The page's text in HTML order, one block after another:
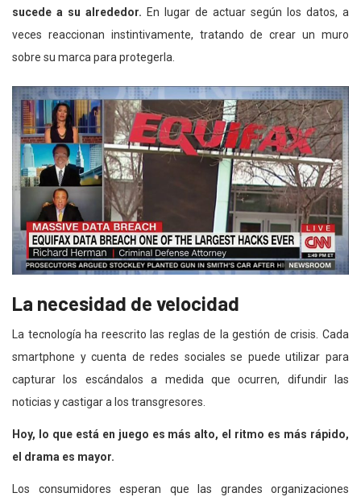
sucede a su alrededor. En lugar de actuar según los datos, a
veces reaccionan instintivamente, tratando de crear un muro
sobre su marca para protegerla.
La necesidad de velocidad
La tecnología ha reescrito las reglas de la gestión de crisis. Cada
smartphone y cuenta de redes sociales se puede utilizar para
capturar los escándalos a medida que ocurren, difundir las
noticias y castigar a los transgresores.
Hoy, lo que está en juego es más alto, el ritmo es más rápido,
el drama es mayor.
Los consumidores esperan que las grandes organizaciones